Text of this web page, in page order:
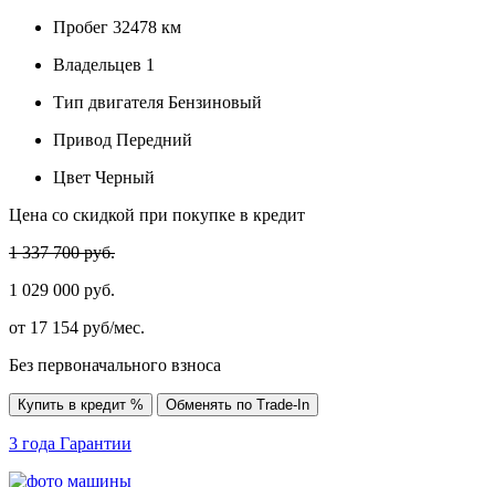
Пробег 32478 км
Владельцев 1
Тип двигателя Бензиновый
Привод Передний
Цвет Черный
Цена со скидкой при покупке в кредит
1 337 700 руб.
1 029 000 руб.
от 17 154 руб/мес.
Без первоначального взноса
Купить в кредит % Обменять по Trade-In
3 года Гарантии